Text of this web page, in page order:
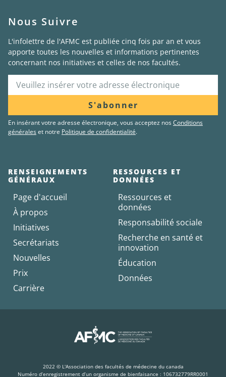
Nous Suivre
L'infolettre de l'AFMC est publiée cinq fois par an et vous
apporte toutes les nouvelles et informations pertinentes
concernant nos initiatives et celles de nos facultés.
S'abonner
En insérant votre adresse électronique, vous acceptez nosConditions
généraleset notre Politique de confidentialité.
RENSEIGNEMENTS
GÉNÉRAUX
Page d'accueil
À propos
Initiatives
Secrétariats
Nouvelles
Prix
Carrière
RESSOURCES ET
DONNÉES
Ressources et
données
Responsabilité sociale
Recherche en santé et
innovation
Éducation
Données
2022 © L'Association des facultés de médecine du canada
Numéro d’enregistrement d’un organisme de bienfaisance : 106732779RR0001